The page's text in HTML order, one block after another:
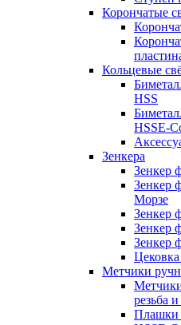
Корончатые
Кольцевые
HSS
HSSE-
Зенкера
Зенкер
Зенкер
Морзе
Зенкер
Зенкер
Зенкер
Метчики
резьба
Плашки